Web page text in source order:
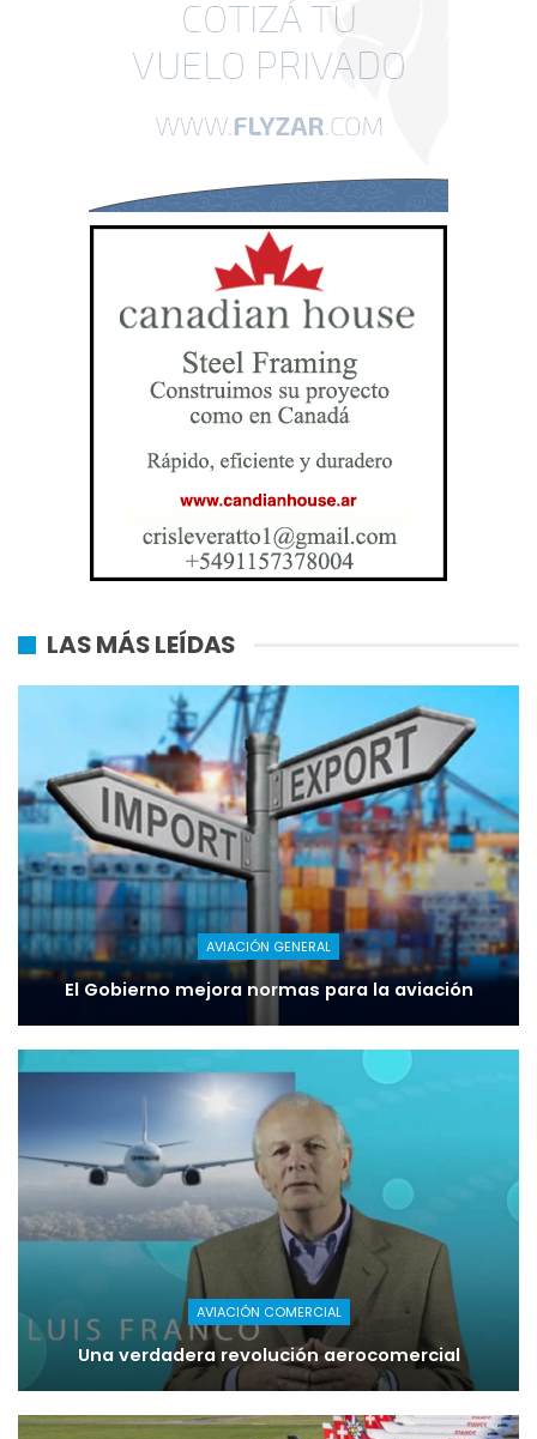
LAS MÁS LEÍDAS
AVIACIÓN GENERAL
El Gobierno mejora normas para la aviación
AVIACIÓN COMERCIAL
Una verdadera revolución aerocomercial